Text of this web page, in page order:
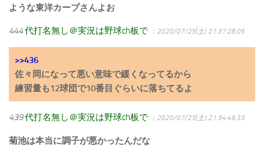
ような東洋カープさんよお
444代打名無し＠実況は野球ch板で ：2020/07/25(土) 21:37:28.05
>>436
佐々岡になって悪い意味で緩くなってるから
練習量も12球団で10番目ぐらいに落ちてるよ
439代打名無し＠実況は野球ch板で ：2020/07/25(土) 21:34:49.33
菊池は本当に調子が悪かったんだな